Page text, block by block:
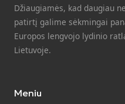
Džiaugiamės, kad daugiau
patirtį galime sėkmingai
Europos lengvojo lydinio
Lietuvoje.
Meniu